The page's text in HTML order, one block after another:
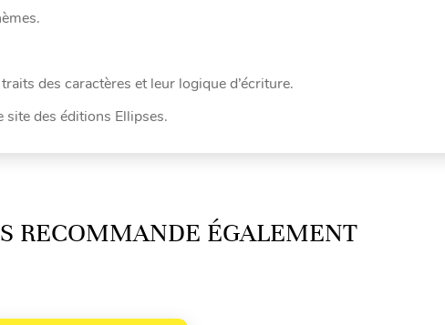
des caractères et leur logique d’écriture.
des éditions Ellipses.
RECOMMANDE ÉGALEMENT